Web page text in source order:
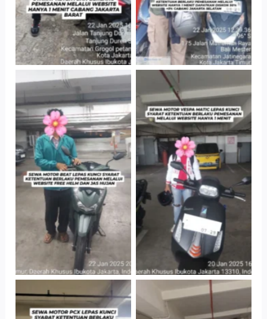
Cityplaza
Jatinegara Gedung
Parkir P6A
Cityplaza
Jatinegara Gedung
Parkir P6A